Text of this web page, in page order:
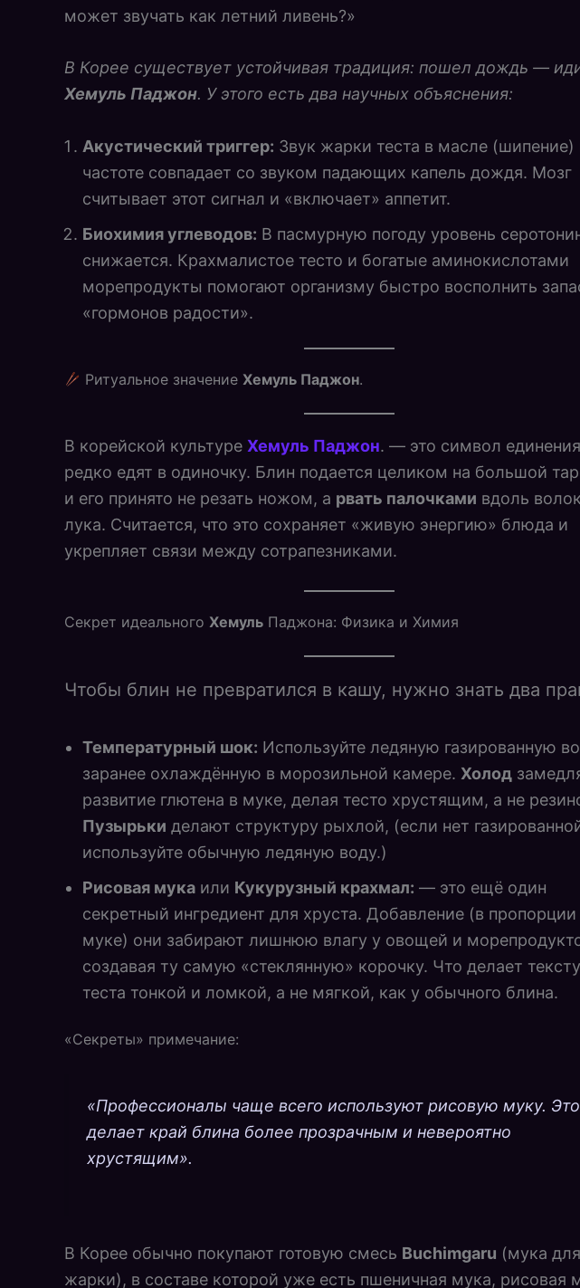
может звучать как летний ливень?»
В Корее существует устойчивая традиция: пошел дождь —
Хемуль Паджон. У этого есть два научных объяснения:
Акустический триггер: Звук жарки теста в масле (шипение)
частоте совпадает со звуком падающих капель дождя. Мозг
считывает этот сигнал и «включает» аппетит.
Биохимия углеводов: В пасмурную погоду уровень
снижается. Крахмалистое тесто и богатые аминокислотами
морепродукты помогают организму быстро восполнить
«гормонов радости».
Ритуальное значениеХемуль Паджон.
В корейской культуре Хемуль Паджон. — это символ
редко едят в одиночку. Блин подается целиком на большой
и его принято не резать ножом, а рвать палочками вдоль
лука. Считается, что это сохраняет «живую энергию» блюда и
укрепляет связи между сотрапезниками.
Секрет идеального Хемуль Паджона: Физика и Химия
Чтобы блин не превратился в кашу, нужно знать два
Температурный шок: Используйте ледяную газированную
заранее охлаждённую в морозильной камере. Холод
развитие глютена в муке, делая тесто хрустящим, а не
Пузырьки делают структуру рыхлой, (если нет
используйте обычную ледяную воду.)
Рисовая мука или Кукурузный крахмал: — это ещё один
секретный ингредиент для хруста. Добавление (в пропорции
муке) они забирают лишнюю влагу у овощей и
создавая ту самую «стеклянную» корочку. Что делает
теста тонкой и ломкой, а не мягкой, как у обычного блина.
«Секреты» примечание:
«Профессионалы чаще всего используют рисовую муку. Это
делает край блина более прозрачным и невероятно
хрустящим».
В Корее обычно покупают готовую смесь Buchimgaru (мука для
жарки), в составе которой уже есть пшеничная мука, рисовая